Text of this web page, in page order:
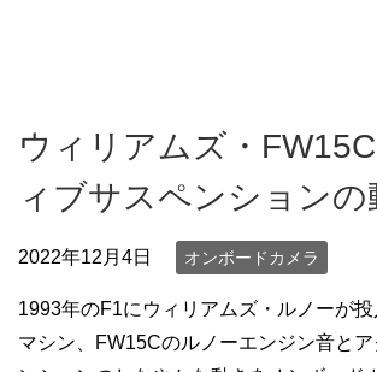
ウィリアムズ・
ィブサスペンションの
2022年12月4日 オンボードカメラ
1993年のF1にウィリアムズ・ルノーが
マシン、FW15Cのルノーエンジン音と